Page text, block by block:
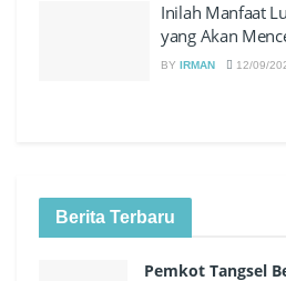
Inilah Manfaat
yang Akan
BY IRMAN 12/09/
Berita Terbaru
Pemkot Tangsel